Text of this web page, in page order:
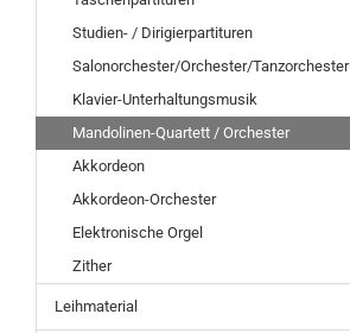
Studien- / Dirigierpartituren
Salonorchester/Orchester/Tanzorchester
Klavier-Unterhaltungsmusik
Mandolinen-Quartett / Orchester
Akkordeon
Akkordeon-Orchester
Elektronische Orgel
Zither
Leihmaterial